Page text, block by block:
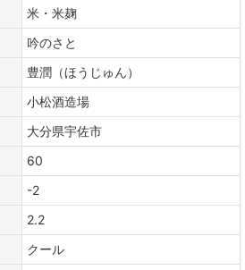
米・米麹
吟のさと
豊潤（ほうじゅん）
小松酒造場
大分県宇佐市
60
-2
2.2
クール